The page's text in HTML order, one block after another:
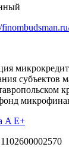
субъектов
A E+